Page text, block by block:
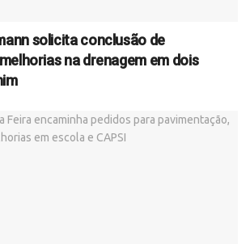
solicita conclusão de
na drenagem em dois